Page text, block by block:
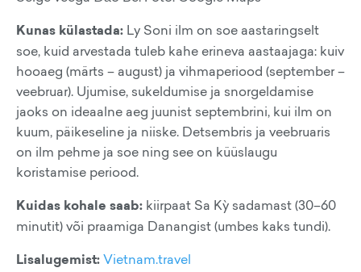
Kunas külastada: Ly Soni ilm on soe aastaringselt
soe, kuid arvestada tuleb kahe erineva aastaajaga: kuiv
hooaeg (märts – august) ja vihmaperiood (september –
veebruar). Ujumise, sukeldumise ja snorgeldamise
jaoks on ideaalne aeg juunist septembrini, kui ilm on
kuum, päikeseline ja niiske. Detsembris ja veebruaris
on ilm pehme ja soe ning see on küüslaugu
koristamise periood.
Kuidas kohale saab: kiirpaat Sa Kỳ sadamast (30–60
minutit) või praamiga Danangist (umbes kaks tundi).
Lisalugemist:Vietnam.travel